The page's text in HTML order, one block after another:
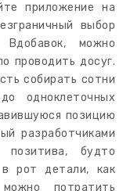
приложение на
выбор
можно
проводить досуг.
собирать сотни
одноклеточных
позицию
разработчиками
будто
рот детали, как
потратить